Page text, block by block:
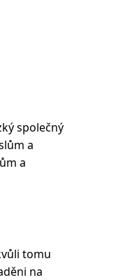
společný
a
a
tomu
na